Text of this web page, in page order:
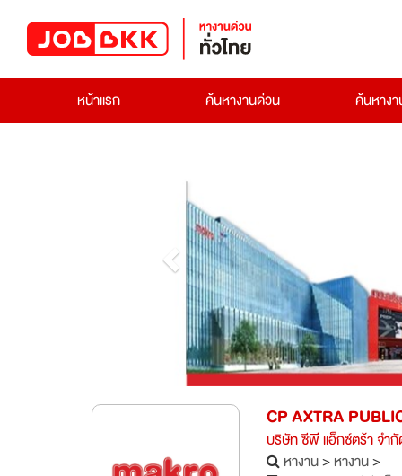
หน้าแรก ค้นหางานด่วน ค้นหาง
CP AXTRA
บริษัท ซีพี แอ็กซ์ตร้า จำ
หางาน>หางาน>